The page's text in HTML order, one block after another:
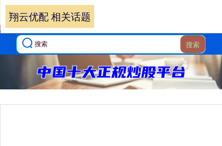
搜索
翔云优配 相关话题